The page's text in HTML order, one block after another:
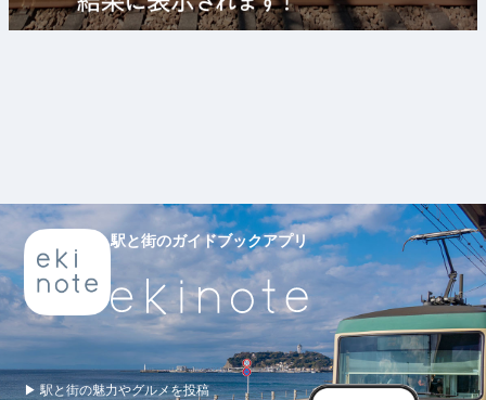
駅と街のガイドブックアプリ
▶ 駅と街の魅力やグルメを投稿